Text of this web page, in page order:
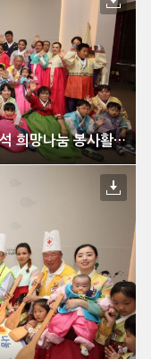
삼성전자, 어려운 이웃과 함께하는 '추석 희망나눔 봉사활동' 전개